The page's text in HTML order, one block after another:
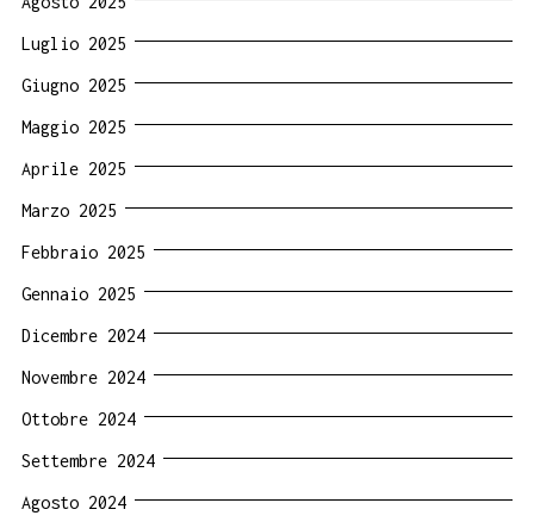
Luglio 2025
Giugno 2025
Maggio 2025
Aprile 2025
Marzo 2025
Febbraio 2025
Gennaio 2025
Dicembre 2024
Novembre 2024
Ottobre 2024
Settembre 2024
Agosto 2024